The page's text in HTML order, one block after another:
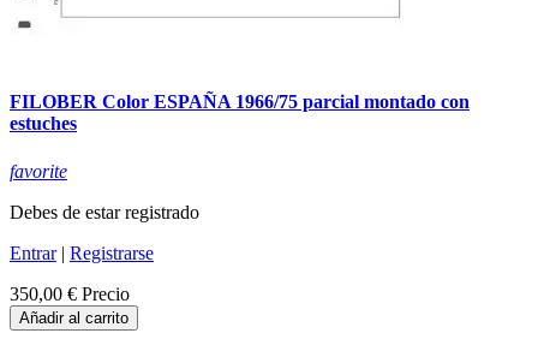
FILOBER Color ESPAÑA 1966/75 parcial montado con
estuches
favorite
Debes de estar registrado
Entrar| Registrarse
350,00 € Precio
Añadir al carrito